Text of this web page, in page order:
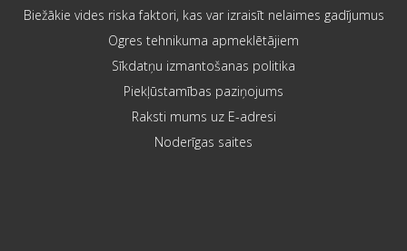
Biežākie vides riska faktori, kas var izraisīt nelaimes gadījumus
Ogres tehnikuma apmeklētājiem
Sīkdatņu izmantošanas politika
Piekļūstamības paziņojums
Raksti mums uz E-adresi
Noderīgas saites